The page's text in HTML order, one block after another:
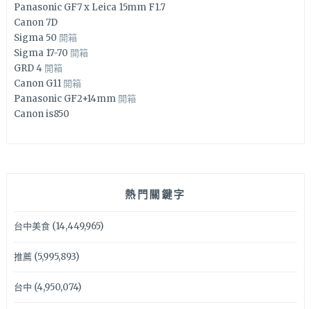
Panasonic GF7 x Leica 15mm F1.7
Canon 7D
Sigma 50 開箱
Sigma 17-70 開箱
GRD 4 開箱
Canon G11 開箱
Panasonic GF2+14mm 開箱
Canon is850
熱門關鍵字
台中美食(14,449,965)
推薦(5,995,893)
台中 (4,950,074)